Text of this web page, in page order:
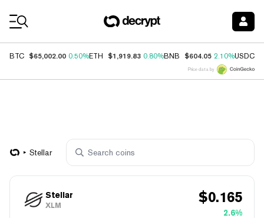
BTC $65,002.00 0.50%ETH $1,919.83 0.80%BNB $604.05 2.10%USDC
Price data by
Stellar
Stellar
XLM $0.165
2.6%